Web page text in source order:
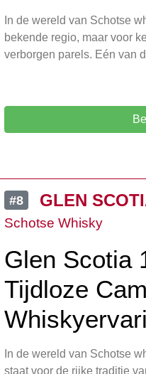
In de wereld van Schotse
bekende regio, maar voor
verborgen parels. Eén van
#8 GLEN
Schotse Whisky
Glen Scotia
Tijdloze
In de wereld van Schotse
staat voor de rijke traditie